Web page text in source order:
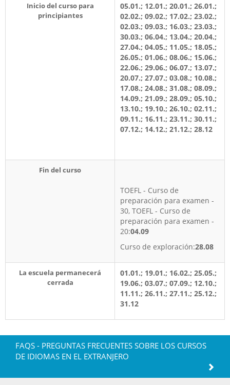
Inicio del curso para
principiantes
05.01.; 12.01.; 20.01.; 26.01.;
02.02.; 09.02.; 17.02.; 23.02.;
02.03.; 09.03.; 16.03.; 23.03.;
30.03.; 06.04.; 13.04.; 20.04.;
27.04.; 04.05.; 11.05.; 18.05.;
26.05.; 01.06.; 08.06.; 15.06.;
22.06.; 29.06.; 06.07.; 13.07.;
20.07.; 27.07.; 03.08.; 10.08.;
17.08.; 24.08.; 31.08.; 08.09.;
14.09.; 21.09.; 28.09.; 05.10.;
13.10.; 19.10.; 26.10.; 02.11.;
09.11.; 16.11.; 23.11.; 30.11.;
07.12.; 14.12.; 21.12.; 28.12
Fin del curso
TOEFL - Curso de
preparación para examen -
30, TOEFL - Curso de
preparación para examen -
20:04.09
Curso de exploración:28.08
La escuela permanecerá
cerrada
01.01.; 19.01.; 16.02.; 25.05.;
19.06.; 03.07.; 07.09.; 12.10.;
11.11.; 26.11.; 27.11.; 25.12.;
31.12
FAQS - PREGUNTAS FRECUENTES SOBRE LOS CURSOS
DE IDIOMAS EN EL EXTRANJERO